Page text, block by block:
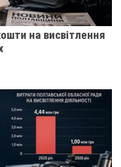
на висвітлення